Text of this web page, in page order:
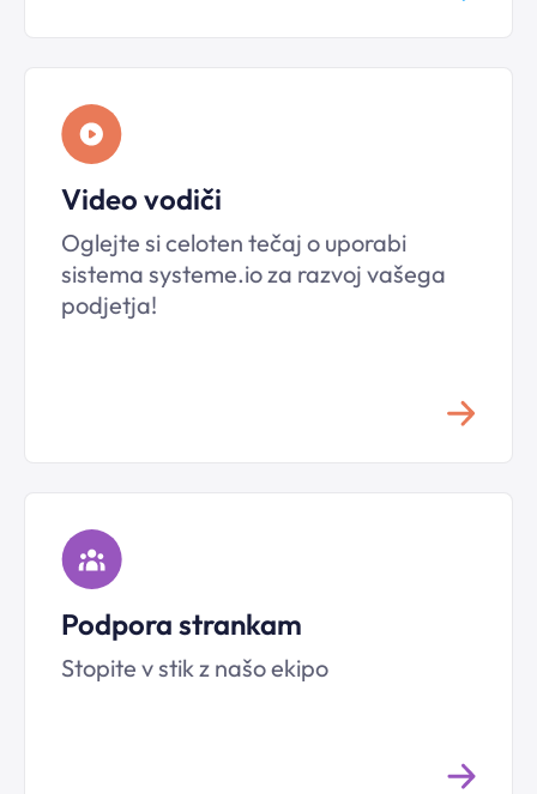
Video vodiči
Oglejte si celoten tečaj o uporabi
sistema systeme.ioza razvoj vašega
podjetja!
Podpora strankam
Stopite v stik z našo ekipo